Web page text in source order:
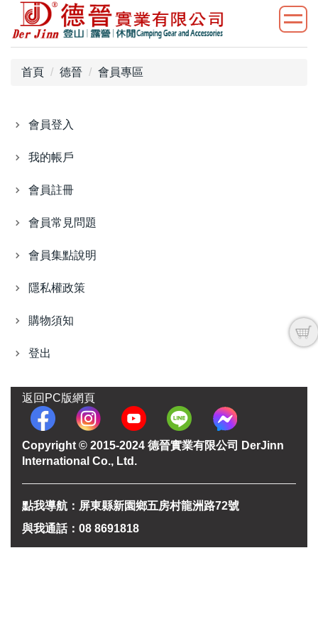
首頁 德晉 會員專區
會員登入
我的帳戶
會員註冊
會員常見問題
會員集點說明
隱私權政策
購物須知
登出
返回PC版網頁
Copyright © 2015-2024 德晉實業有限公司 DerJinn
International Co., Ltd.
點我導航：屏東縣新園鄉五房村龍洲路72號
與我通話：08 8691818